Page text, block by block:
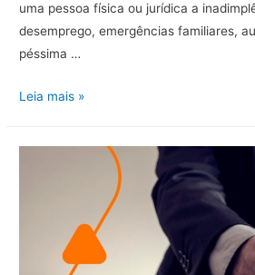
uma pessoa física ou jurídica a
desemprego, emergências familiares,
péssima …
Cliente
Leia mais »